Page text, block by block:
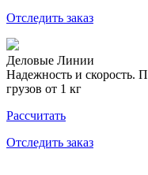
Отследить заказ
Деловые Линии
Надежность и скорость.
грузов от 1 кг
Рассчитать
Отследить заказ